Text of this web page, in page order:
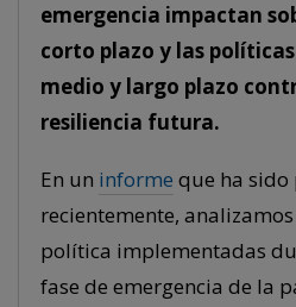
emergencia impactan
corto plazo y las
medio y largo plazo
resiliencia futura.
En un informe que ha
recientemente,
política implementadas
fase de emergencia de la